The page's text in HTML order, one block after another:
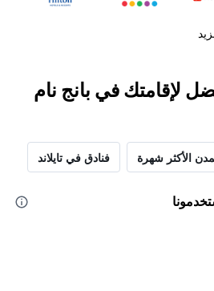
لإقامتك في بانج نام
الأكثر شهرة فنادق في تايلاند